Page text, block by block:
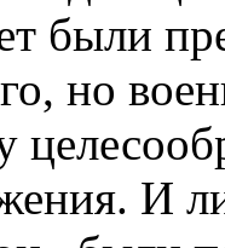
были
но
И